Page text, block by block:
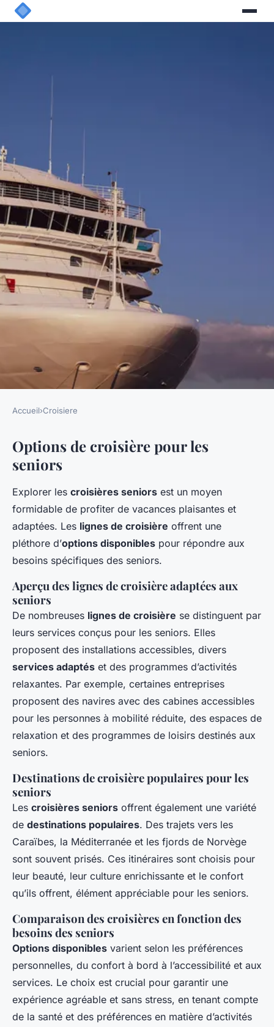
Guide pratique de la croisière
pour les seniors
Clément• 7 mars 2025•5 min de lecture
Accueil›Croisiere
Options de croisière pour les
seniors
Explorer les croisières seniors est un moyen
formidable de profiter de vacances plaisantes et
adaptées. Les lignes de croisière offrent une
pléthore d’options disponibles pour répondre aux
besoins spécifiques des seniors.
Aperçu des lignes de croisière adaptées aux
seniors
De nombreuses lignes de croisière se distinguent par
leurs services conçus pour les seniors. Elles
proposent des installations accessibles, divers
services adaptés et des programmes d’activités
relaxantes. Par exemple, certaines entreprises
proposent des navires avec des cabines accessibles
pour les personnes à mobilité réduite, des espaces de
relaxation et des programmes de loisirs destinés aux
seniors.
Destinations de croisière populaires pour les
seniors
Les croisières seniors offrent également une variété
de destinations populaires. Des trajets vers les
Caraïbes, la Méditerranée et les fjords de Norvège
sont souvent prisés. Ces itinéraires sont choisis pour
leur beauté, leur culture enrichissante et le confort
qu’ils offrent, élément appréciable pour les seniors.
Comparaison des croisières en fonction des
besoins des seniors
Options disponibles varient selon les préférences
personnelles, du confort à bord à l’accessibilité et aux
services. Le choix est crucial pour garantir une
expérience agréable et sans stress, en tenant compte
de la santé et des préférences en matière d’activités